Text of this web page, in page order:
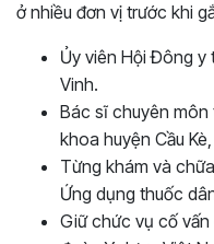
ở nhiều đơn vị trước khi
Ủy viên Hội Đông y
Vinh.
Bác sĩ chuyên môn
khoa huyện Cầu
Từng khám và
Ứng dụng thuốc
Giữ chức vụ cố